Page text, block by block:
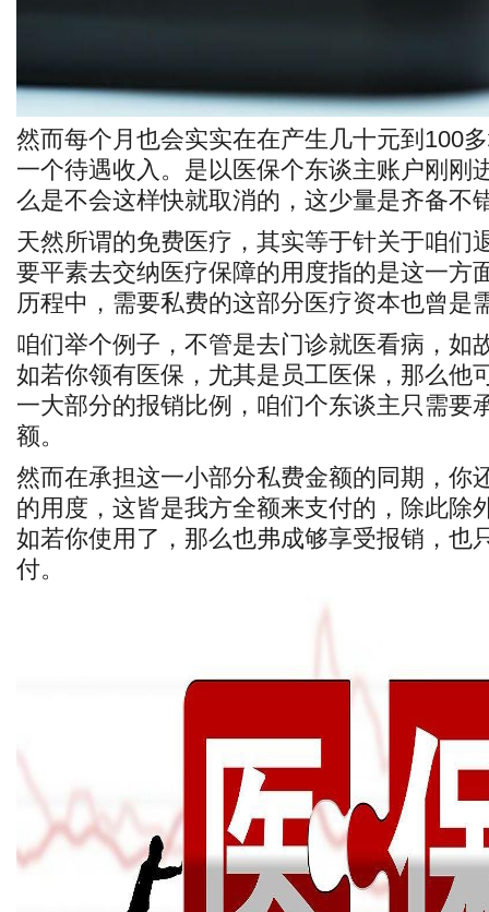
然而每个月也会实实在在产生几十元到100
一个待遇收入。是以医保个东谈主账户刚刚
么是不会这样快就取消的，这少量是齐备不
天然所谓的免费医疗，其实等于针关于咱们
要平素去交纳医疗保障的用度指的是这一方
历程中，需要私费的这部分医疗资本也曾是
咱们举个例子，不管是去门诊就医看病，如
如若你领有医保，尤其是员工医保，那么他
一大部分的报销比例，咱们个东谈主只需要
额。
然而在承担这一小部分私费金额的同期，你
的用度，这皆是我方全额来支付的，除此除
如若你使用了，那么也弗成够享受报销，也
付。